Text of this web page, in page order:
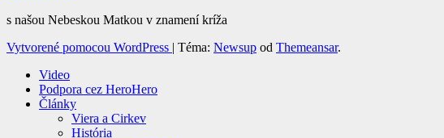
s našou Nebeskou Matkou v znamení kríža
Vytvorené pomocou WordPress | Téma: Newsup od Themeansar.
Video
Podpora cez HeroHero
Články
Viera a Cirkev
História